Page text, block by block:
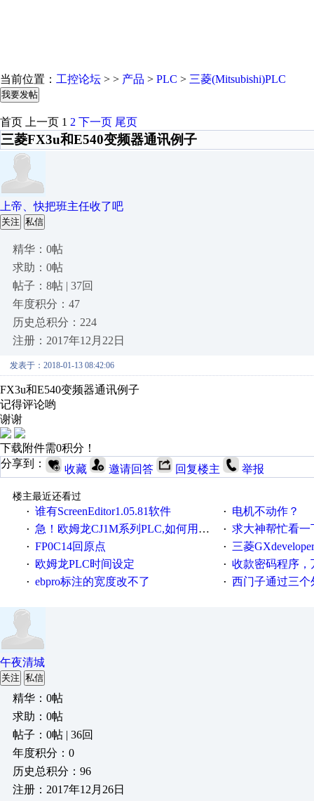
当前位置： 工控论坛 > > 产品 > PLC > 三菱(Mitsubishi)PLC
我要发帖
首页 上一页 1 2 下一页 尾页
三菱FX3u和E540变频器通讯例子
上帝、快把班主任收了吧
关注 私信
精华：0帖
求助：0帖
帖子：8帖 | 37回
年度积分：47
历史总积分：224
注册：2017年12月22日
发表于：2018-01-13 08:42:06
FX3u和E540变频器通讯例子
记得评论哟
谢谢
下载附件需0积分！
分享到：
收藏 邀请回答 回复楼主 举报
楼主最近还看过
· 谁有ScreenEditor1.05.81软件 · 电机不动作？
· 急！欧姆龙CJ1M系列PLC,如何用时间控制变频器。要求时间在组态王中可以自由输入！拜托各位大神了！ · 求大神帮忙看一
· FP0C14回原点 · 三菱
· 欧姆龙PLC时间设定 · 收款密码程序
· ebpro标注的宽度改不了 · 西门子通过三个外
午夜清城
关注 私信
精华：0帖
求助：0帖
帖子：0帖 | 36回
年度积分：0
历史总积分：96
注册：2017年12月26日